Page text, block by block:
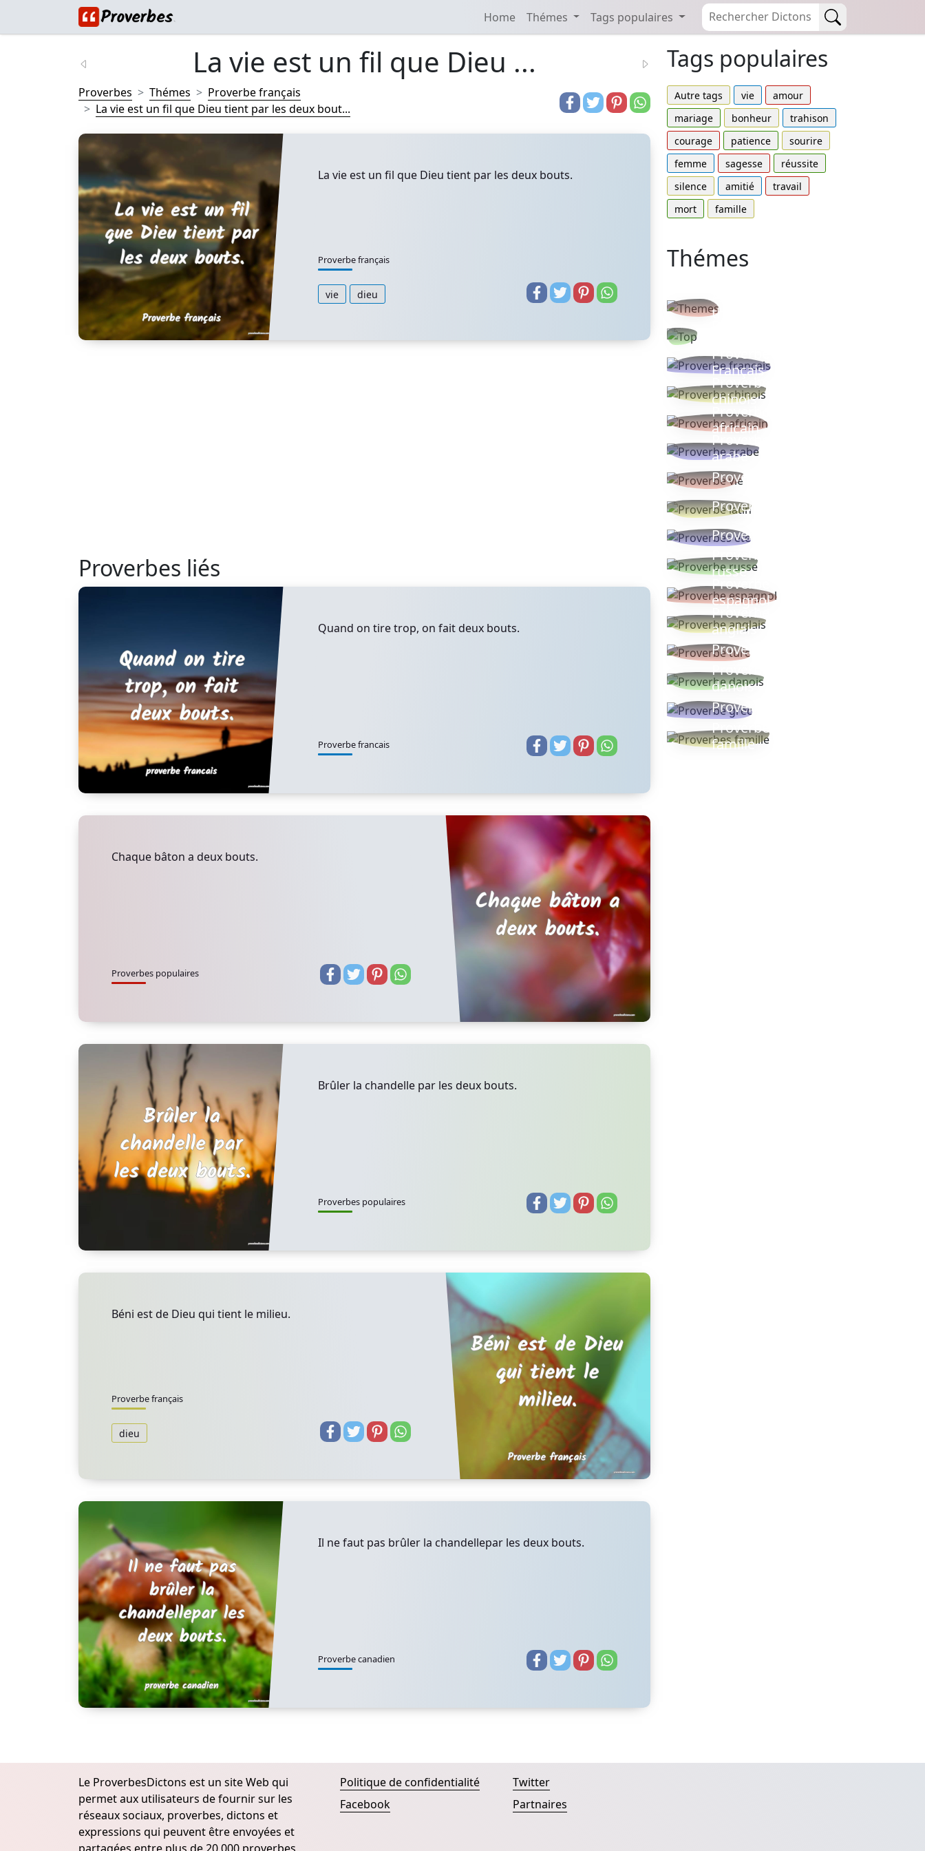
Home Thémes Tags populaires
La vie est un fil que Dieu ...
Proverbes Thémes
Proverbe français
La vie est un fil que Dieu tient par les deux bout...
La vie est un fil que Dieu tient par les deux bouts.
Proverbe français
vie dieu
Proverbes liés
Quand on tire trop, on fait deux bouts.
Proverbe francais
Chaque bâton a deux bouts.
Proverbes populaires
Brûler la chandelle par les deux bouts.
Proverbes populaires
Béni est de Dieu qui tient le milieu.
Proverbe français
dieu
Il ne faut pas brûler la chandellepar les deux bouts.
Proverbe canadien
Tags populaires
Autre tags vie
amour
mariage
bonheur
trahison
courage
patience
sourire
femme
sagesse
réussite
silence
amitié
travail
mort
famille
Thémes
thèmes
Proverbe
Français
Proverbe
chinois
Proverbe
africain
Proverbe
arabe
Proverbe vie
Proverbe latin
Proverbes ete
Proverbe
russe
Proverbe
espagnol
Proverbe
anglais
Proverbe turc
Proverbe
danois
Proverbe grec
Proverbes
famille
Le ProverbesDictons est un site Web qui
permet aux utilisateurs de fournir sur les
réseaux sociaux, proverbes, dictons et
expressions qui peuvent être envoyées et
Politique de confidentialité
Facebook
Twitter
Partnaires